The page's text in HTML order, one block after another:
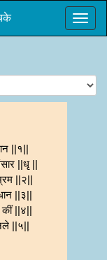
||१||
||धृ ||
||२||
||३||
कीं ||४||
||५||